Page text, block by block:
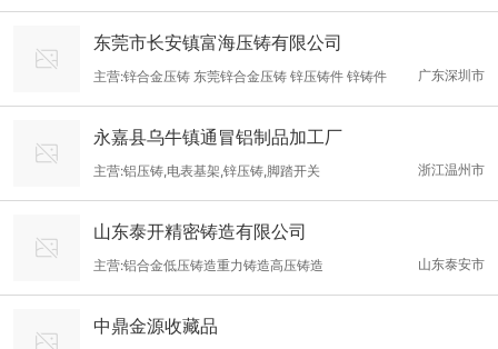
东莞市长安镇富海压铸有限公司
广东深圳市
主营:锌合金压铸 东莞锌合金压铸 锌压铸件 锌铸件
永嘉县乌牛镇通冒铝制品加工厂
浙江温州市
主营:铝压铸,电表基架,锌压铸,脚踏开关
山东泰开精密铸造有限公司
山东泰安市
主营:铝合金低压铸造重力铸造高压铸造
中鼎金源收藏品